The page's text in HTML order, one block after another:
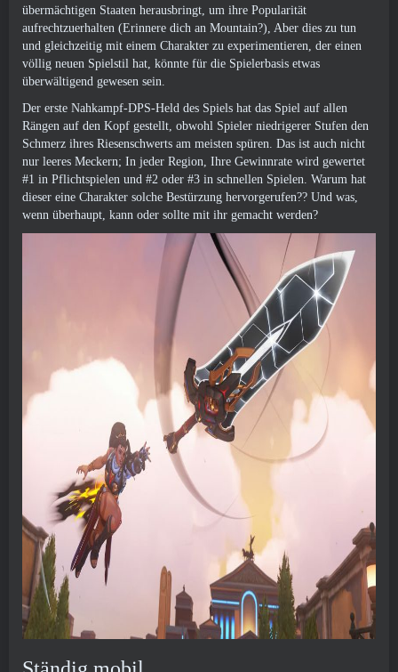
übermächtigen Staaten herausbringt, um ihre Popularität
aufrechtzuerhalten (Erinnere dich an Mountain?), Aber dies zu tun
und gleichzeitig mit einem Charakter zu experimentieren, der einen
völlig neuen Spielstil hat, könnte für die Spielerbasis etwas
überwältigend gewesen sein.
Der erste Nahkampf-DPS-Held des Spiels hat das Spiel auf allen
Rängen auf den Kopf gestellt, obwohl Spieler niedrigerer Stufen den
Schmerz ihres Riesenschwerts am meisten spüren. Das ist auch nicht
nur leeres Meckern; In jeder Region, Ihre Gewinnrate wird gewertet
#1 in Pflichtspielen und #2 oder #3 in schnellen Spielen. Warum hat
dieser eine Charakter solche Bestürzung hervorgerufen?? Und was,
wenn überhaupt, kann oder sollte mit ihr gemacht werden?